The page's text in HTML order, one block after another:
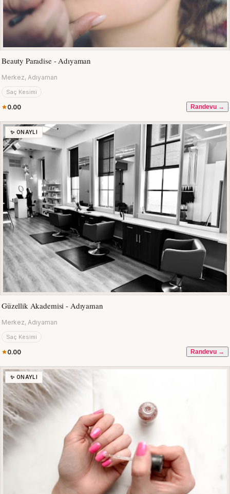
Beauty Paradise - Adıyaman
Merkez, Adıyaman
Saç Kesimi
0.00 Randevu →
✨ ONAYLI
Güzellik Akademisi - Adıyaman
Merkez, Adıyaman
Saç Kesimi
0.00 Randevu →
✨ ONAYLI